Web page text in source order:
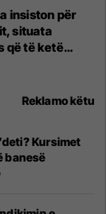
insiston për
situata
që të ketë
Reklamo këtu
Kursimet
banesë